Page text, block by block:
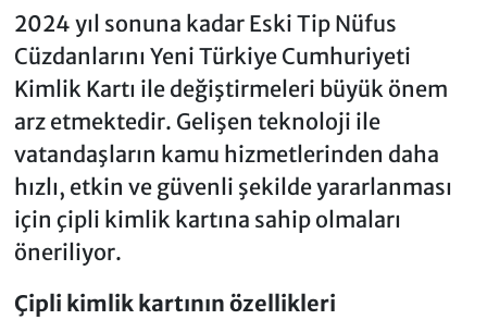
2024 yıl sonuna kadar Eski Tip Nüfus
Cüzdanlarını Yeni Türkiye Cumhuriyeti
Kimlik Kartı ile değiştirmeleri büyük önem
arz etmektedir. Gelişen teknoloji ile
vatandaşların kamu hizmetlerinden daha
hızlı, etkin ve güvenli şekilde yararlanması
için çipli kimlik kartına sahip olmaları
öneriliyor.
Çipli kimlik kartının özellikleri